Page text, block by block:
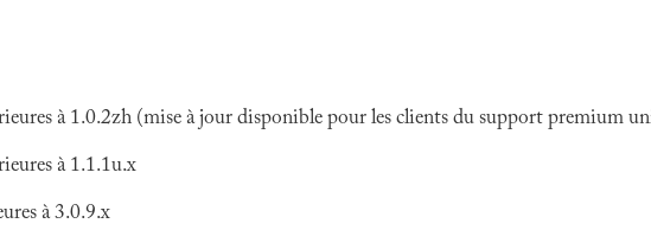
à 1.0.2zh (mise à jour disponible pour les clients du support premium
à 1.1.1u.x
à 3.0.9.x